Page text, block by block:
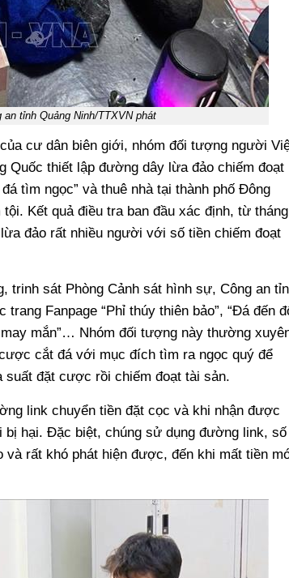
tỉnh Quảng Ninh/TTXVN phát
cư dân biên giới, nhóm đối tượng người
thiết lập đường dây lừa đảo chiếm đoạt
tìm ngọc” và thuê nhà tại thành phố Đông
Kết quả điều tra ban đầu xác định, từ tháng
đảo rất nhiều người với số tiền chiếm đoạt
trinh sát Phòng Cảnh sát hình sự, Công an
Fanpage “Phỉ thúy thiên bảo”, “Đá đến
mắn”… Nhóm đối tượng này thường
cắt đá với mục đích tìm ra ngọc quý để
đặt cược rồi chiếm đoạt tài sản.
link chuyển tiền đặt cọc và khi nhận được
hại. Đặc biệt, chúng sử dụng đường link, số
rất khó phát hiện được, đến khi mất tiền